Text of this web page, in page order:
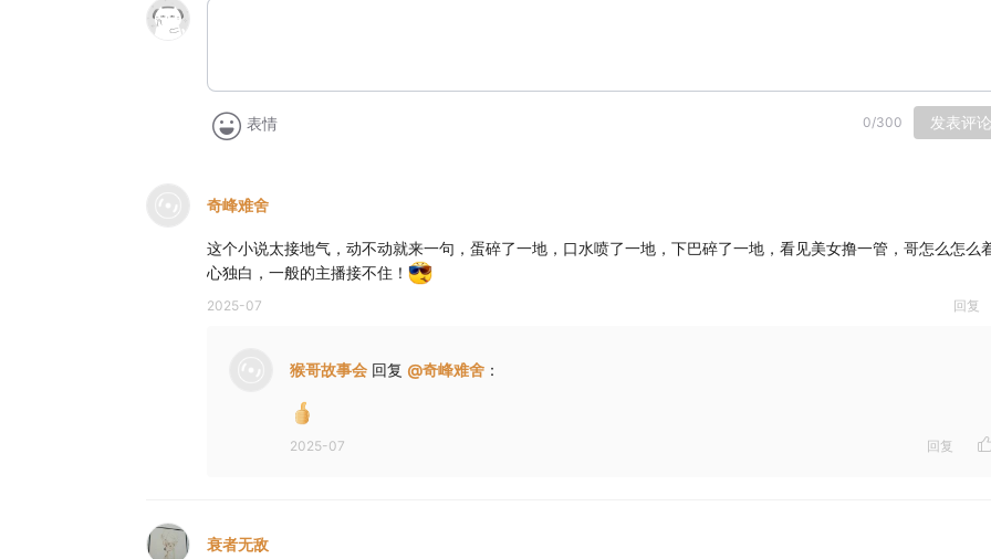
表情 0/300 发表评论
奇峰难舍
这个小说太接地气，动不动就来一句，蛋碎了一地，口水喷了一地，下巴碎了一地，看见美女撸一管，哥怎么怎么
心独白，一般的主播接不住！
2025-07 回复
猴哥故事会 回复 @奇峰难舍 ：
2025-07 回复
衰者无敌